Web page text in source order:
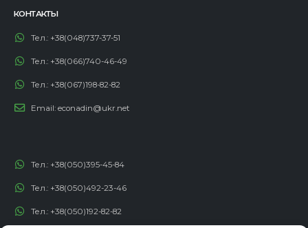
КОНТАКТЫ
Тел.: +38(048)737-37-51
Тел.: +38(066)740-46-49
Тел.: +38(067)198-82-82
Email: econadin@ukr.net
Тел.: +38(050)395-45-84
Тел.: +38(050)492-23-46
Тел.: +38(050)192-82-82